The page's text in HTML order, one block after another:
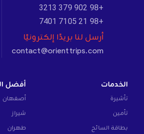
+98 902 379 3213
+98 21 7105 7401
أرسل لنا بريدًا إلكترونيًا
contact@orienttrips.com
الخدمات
تأشيرة
تأمين
بطاقة السائح
أفضل
أصفهان
شيراز
طهران